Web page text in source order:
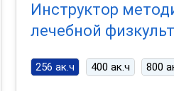
Инструктор
лечебной
256 ак.ч 400 ак.ч 800